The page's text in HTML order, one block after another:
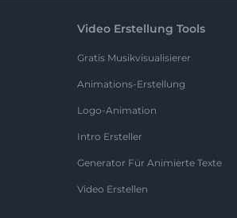
Video Erstellung Tools
Gratis Musikvisualisierer
Animations-Erstellung
Logo-Animation
Intro Ersteller
Generator Für Animierte Texte
Video Erstellen